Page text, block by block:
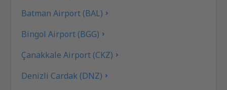
Batman Airport (BAL)
Bingol Airport (BGG)
Çanakkale Airport (CKZ)
Denizli Cardak (DNZ)